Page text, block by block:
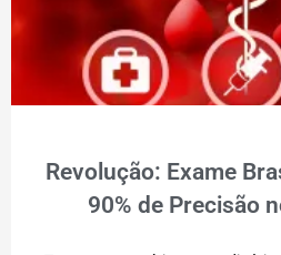
Revolução: Exame
90% de Precisão